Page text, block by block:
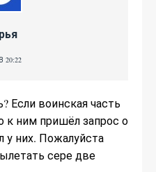
20:22
Если воинская часть
к ним пришёл запрос о
них. Пожалуйста
сере две